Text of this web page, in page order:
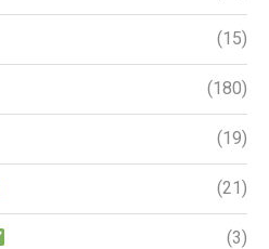
(15)
(180)
(19)
(21)
(3)